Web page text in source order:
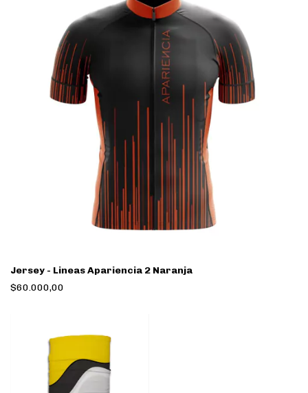
Jersey - Lineas Apariencia 2 Naranja
$60.000,00